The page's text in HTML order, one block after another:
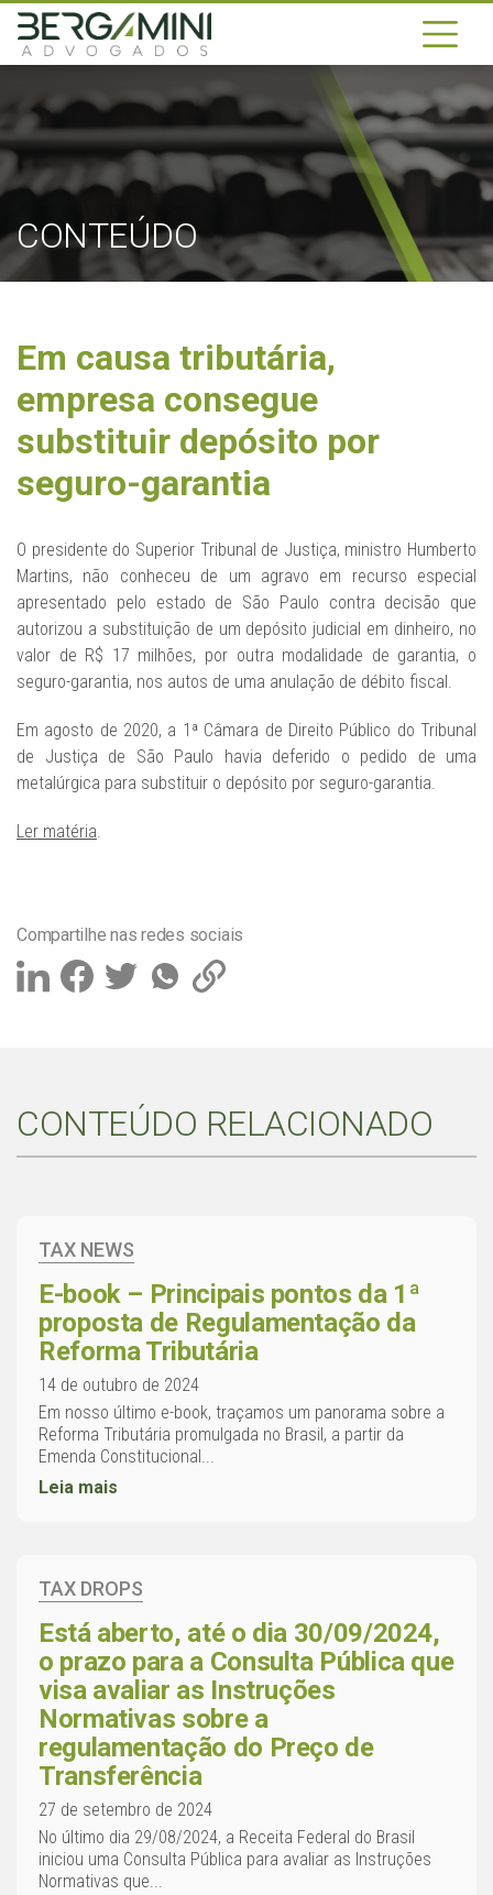
CONTEÚDO
Em causa tributária,
empresa consegue
substituir depósito por
seguro-garantia
O presidente do Superior Tribunal de Justiça, ministro Humberto
Martins, não conheceu de um agravo em recurso especial
apresentado pelo estado de São Paulo contra decisão que
autorizou a substituição de um depósito judicial em dinheiro, no
valor de R$ 17 milhões, por outra modalidade de garantia, o
seguro-garantia, nos autos de uma anulação de débito fiscal.
Em agosto de 2020, a 1ª Câmara de Direito Público do Tribunal
de Justiça de São Paulo havia deferido o pedido de uma
metalúrgica para substituir o depósito por seguro-garantia.
Ler matéria.
Compartilhe nas redes sociais
CONTEÚDO RELACIONADO
TAX NEWS
E-book – Principais pontos da 1ª
proposta de Regulamentação da
Reforma Tributária
14 de outubro de 2024
Em nosso último e-book, traçamos um panorama sobre a
Reforma Tributária promulgada no Brasil, a partir da
Emenda Constitucional...
Leia mais
TAX DROPS
Está aberto, até o dia 30/09/2024,
o prazo para a Consulta Pública que
visa avaliar as Instruções
Normativas sobre a
regulamentação do Preço de
Transferência
27 de setembro de 2024
No último dia 29/08/2024, a Receita Federal do Brasil
iniciou uma Consulta Pública para avaliar as Instruções
Normativas que...